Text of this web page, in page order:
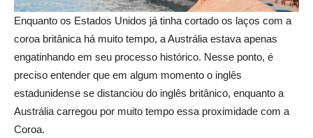
Enquanto os Estados Unidos já tinha cortado os laços com a
coroa britânica há muito tempo, a Austrália estava apenas
engatinhando em seu processo histórico. Nesse ponto, é
preciso entender que em algum momento o inglês
estadunidense se distanciou do inglês britânico, enquanto a
Austrália carregou por muito tempo essa proximidade com a
Coroa.